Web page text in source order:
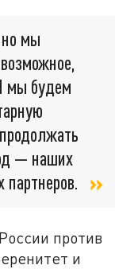
но мы
мы будем
— наших
против
и